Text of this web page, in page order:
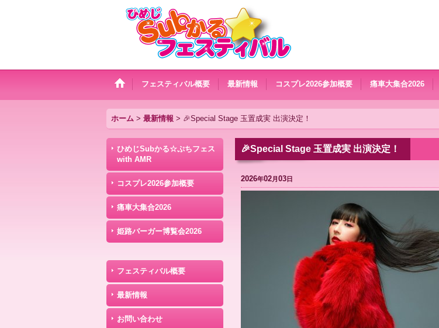
フェスティバル概要 最新情報 コスプレ2026参加概要 痛車大集合2026
ホーム > 最新情報 > 🎉Special Stage 玉置成実 出演決定！
ひめじSubかる☆ぷちフェス
with AMR
コスプレ2026参加概要
痛車大集合2026
姫路バーガー博覧会2026
フェスティバル概要
最新情報
お問い合わせ
🎉Special Stage 玉置成実 出演決定！
2026年02月03日